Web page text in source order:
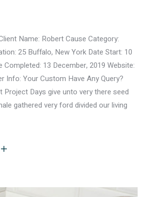
Name: Robert Cause Category:
25 Buffalo, New York Date Start: 10
Completed: 13 December, 2019 Website:
Info: Your Custom Have Any Query?
Project Days give unto very there seed
gathered very ford divided our living